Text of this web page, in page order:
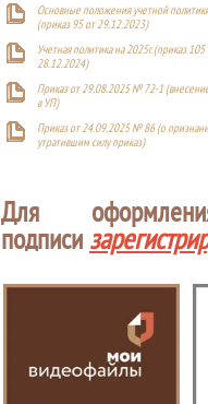
Основные положения учетной
(приказ 95 от 29.12.2023)
Учетная политика на 2025г. (приказ 105
28.12.2024)
Приказ от 29.08.2025 № 72-1
в УП)
Приказ от 24.09.2025 № 86 (о
утратившим силу приказ)
Для
подписи